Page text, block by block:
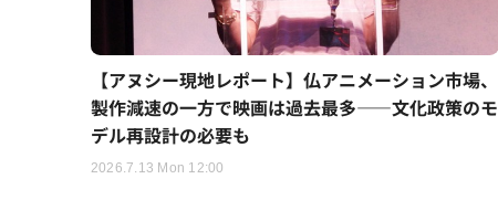
【アヌシー現地レポート】仏アニメーション市場、
製作減速の一方で映画は過去最多——文化政策のモ
デル再設計の必要も
2026.7.13 Mon 12:00